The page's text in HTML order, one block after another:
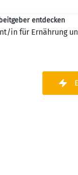
Navigation
entdecken
in für Ernährung